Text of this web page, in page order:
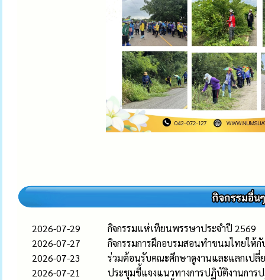
2026-07-29
กิจกรรมแห่เทียนพรรษาประจำปี 2569
2026-07-27
กิจกรรมการฝึกอบรมสอนทำขนมไทยให้กั
2026-07-23
ร่วมต้อนรับคณะศึกษาดูงานและแลกเปลี่
2026-07-21
ประชุมชี้แจงแนวทางการปฏิบัติงานการ